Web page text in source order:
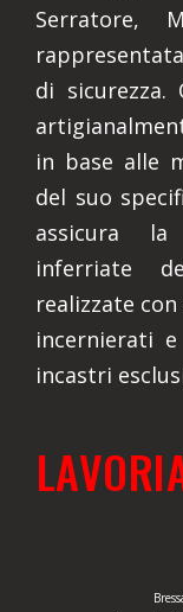
Serratore,
di sicurezza.
in base alle
del suo
assicura
inferriate
realizzate
incernierati
incastri